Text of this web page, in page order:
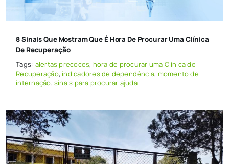
8 Sinais Que Mostram Que É Hora De Procurar Uma Clínica
De Recuperação
Tags: alertas precoces, hora de procurar uma Clínica de
Recuperação, indicadores de dependência, momento de
internação,sinais para procurar ajuda